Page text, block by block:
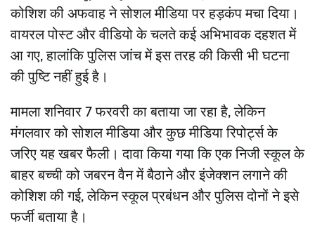
कोशिश की अफवाह ने सोशल मीडिया पर हड़कंप मचा दिया।
वायरल पोस्ट और वीडियो के चलते कई अभिभावक दहशत में
आ गए, हालांकि पुलिस जांच में इस तरह की किसी भी घटना
की पुष्टि नहीं हुई है।
मामला शनिवार 7 फरवरी का बताया जा रहा है, लेकिन
मंगलवार को सोशल मीडिया और कुछ मीडिया रिपोर्ट्स के
जरिए यह खबर फैली। दावा किया गया कि एक निजी स्कूल के
बाहर बच्ची को जबरन वैन में बैठाने और इंजेक्शन लगाने की
कोशिश की गई, लेकिन स्कूल प्रबंधन और पुलिस दोनों ने इसे
फर्जी बताया है।